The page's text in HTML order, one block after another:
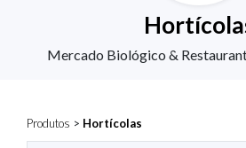
Mercado Biológico &
Produtos > Hortícolas